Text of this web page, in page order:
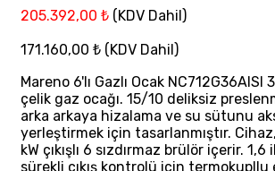
205.392,00 ₺ (KDV Dahil)
171.160,00 ₺ (KDV Dahil)
Mareno 6'lı Gazlı Ocak NC712G36AISI
çelik gaz ocağı. 15/10 deliksiz
arka arkaya hizalama ve su sütunu
yerleştirmek için tasarlanmıştır.
kW çıkışlı 6 sızdırmaz brülör içerir. 1,6
sürekli çıkış kontrolü için termokupllu